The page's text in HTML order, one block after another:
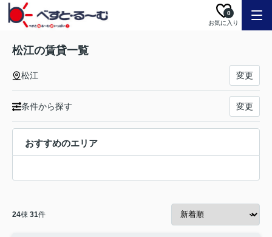
お気に入り
0
松江の賃貸一覧
松江 変更
条件から探す 変更
おすすめのエリア
24棟 31件